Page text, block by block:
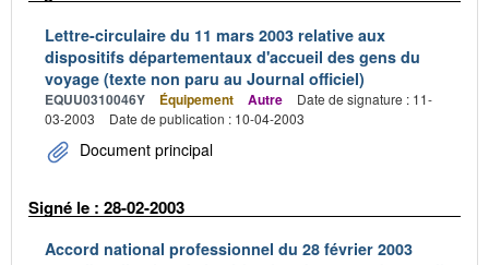
Lettre-circulaire du 11 mars 2003 relative aux
dispositifs départementaux d'accueil des gens du
voyage (texte non paru au Journal officiel)
EQUU0310046Y Équipement Autre
Date de signature : 11-
03-2003
Date de publication : 10-04-2003
Document principal
Signé le : 28-02-2003
Accord national professionnel du 28 février 2003